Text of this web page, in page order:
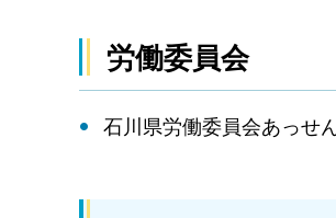
労働委員会
石川県労働委員会あっせ